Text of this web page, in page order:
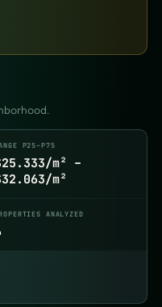
P25–P75
m² –
m²
ANALYZED